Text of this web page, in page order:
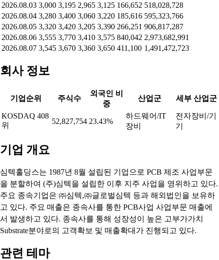
2026.08.03 3,000 3,195 2,965 3,125 166,652 518,028,728
2026.08.04 3,280 3,400 3,060 3,220 185,616 595,323,766
2026.08.05 3,320 3,420 3,205 3,390 266,251 906,817,287
2026.08.06 3,555 3,770 3,410 3,575 840,042 2,973,682,991
2026.08.07 3,545 3,670 3,360 3,650 411,100 1,491,472,723
회사 정보
기업순위 주식수
외국인 비
중
산업군 세부 산업군
KOSDAQ 408
위
52,827,754 23.43%
하드웨어/IT
장비
전자장비/기
기
기업 개요
심텍홀딩스는 1987년 8월 설립된 기업으로 PCB 제조 사업부문
을 분할하여 (주)심텍을 설립한 이후 지주 사업을 영위하고 있다.
주요 종속기업은 ㈜심텍,㈜글로벌심텍 등과 해외법인을 보유하
고 있다. 주요 매출은 종속사를 통한 PCB사업 사업부문 매출에
서 발생하고 있다. 종속사를 통해 성장성이 높은 고부가가치
Substrate분야로의 고객확보 및 매출확대가 진행되고 있다.
관련 테마